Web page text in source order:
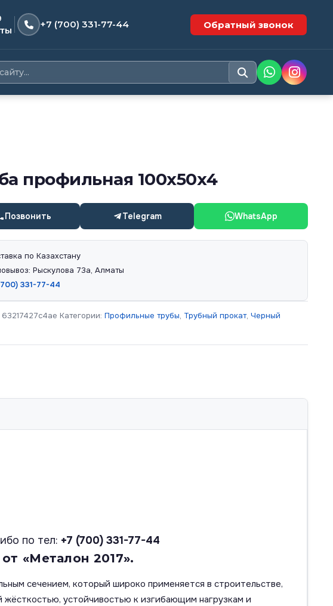
+7 (700) 331-77-44 Обратный звонок
профильная 100х50х4
Позвонить Telegram WhatsApp
по Казахстану
Рыскулова 73а, Алматы
331-77-44
63217427c4ae Категории:Профильные трубы, Трубный прокат,Черный
по тел: +7 (700) 331-77-44
«Металон 2017».
сечением, который широко применяется в строительстве,
устойчивостью к изгибающим нагрузкам и